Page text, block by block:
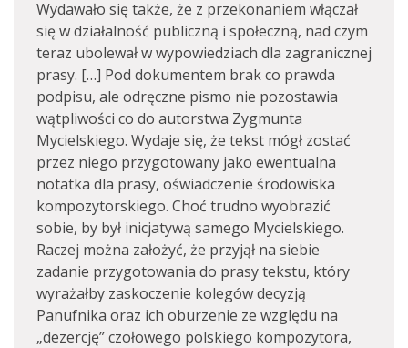
Wydawało się także, że z przekonaniem włączał
się w działalność publiczną i społeczną, nad czym
teraz ubolewał w wypowiedziach dla zagranicznej
prasy. […] Pod dokumentem brak co prawda
podpisu, ale odręczne pismo nie pozostawia
wątpliwości co do autorstwa Zygmunta
Mycielskiego. Wydaje się, że tekst mógł zostać
przez niego przygotowany jako ewentualna
notatka dla prasy, oświadczenie środowiska
kompozytorskiego. Choć trudno wyobrazić
sobie, by był inicjatywą samego Mycielskiego.
Raczej można założyć, że przyjął na siebie
zadanie przygotowania do prasy tekstu, który
wyrażałby zaskoczenie kolegów decyzją
Panufnika oraz ich oburzenie ze względu na
„dezercję” czołowego polskiego kompozytora,